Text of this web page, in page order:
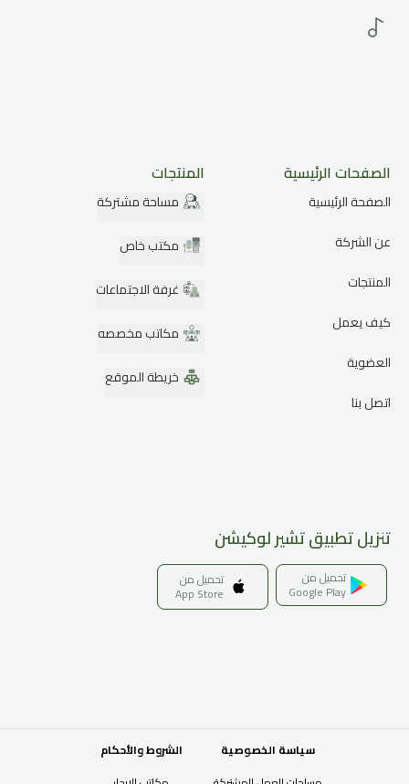
الصفحات الرئيسية
الصفحة الرئيسية
عن الشركة
المنتجات
كيف يعمل
العضوية
اتصل بنا
المنتجات
مساحة مشتركة
مكتب خاص
غرفة الاجتماعات
مكاتب مخصصه
خريطة الموقع
تنزيل تطبيق تشير لوكيشن
تحميل من
Google Play
تحميل من
App Store
سياسة الخصوصية
الشروط والأحكام